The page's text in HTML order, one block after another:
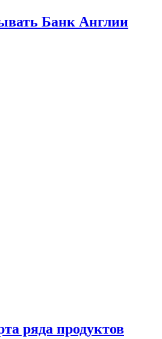
Банк Англии
ряда продуктов